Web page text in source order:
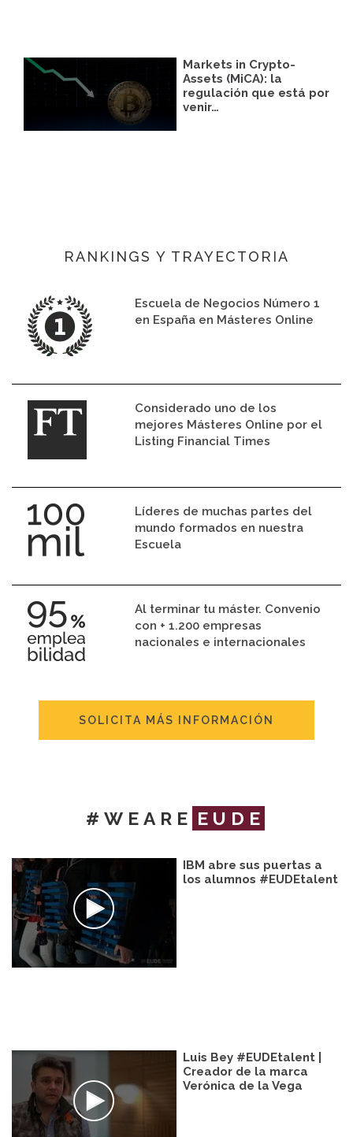
Markets in Crypto-
Assets (MiCA): la
regulación que está por
venir…
RANKINGS Y TRAYECTORIA
Escuela de Negocios Número 1
en España en Másteres Online
Considerado uno de los
mejores Másteres Online por el
Listing Financial Times
Líderes de muchas partes del
mundo formados en nuestra
Escuela
Al terminar tu máster. Convenio
con + 1.200 empresas
nacionales e internacionales
SOLICITA MÁS INFORMACIÓN
#WEARE EUDE
IBM abre sus puertas a
los alumnos #EUDEtalent
Luis Bey #EUDEtalent |
Creador de la marca
Verónica de la Vega